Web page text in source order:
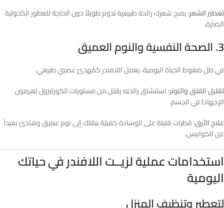
تعطير الشعر:يمنح شعرك رائحة طبيعية تدوم طويلاً دون الحاجة للعطور الكحولية
الضارة.
3. الصحة النفسية والنوم العميق
في ظل ضغوط الحياة اليومية، يعمل اللافندر كمُهدئ عصبي طبيعي:
تقليل القلق والتوتر:استنشاق رائحته يقلل من مستويات الكورتيزول (هرمون
الإجهاد) في الجسم.
علاج الأرق:قطرات قليلة على الوسادة كفيلة بنقلكِ إلى نوم عميق وهادئ بعيداً
عن الكوابيس.
استخدامات عملية لزيــت اللافندر في حياتك
اليومية
لتعطير وتنظيف المنزل